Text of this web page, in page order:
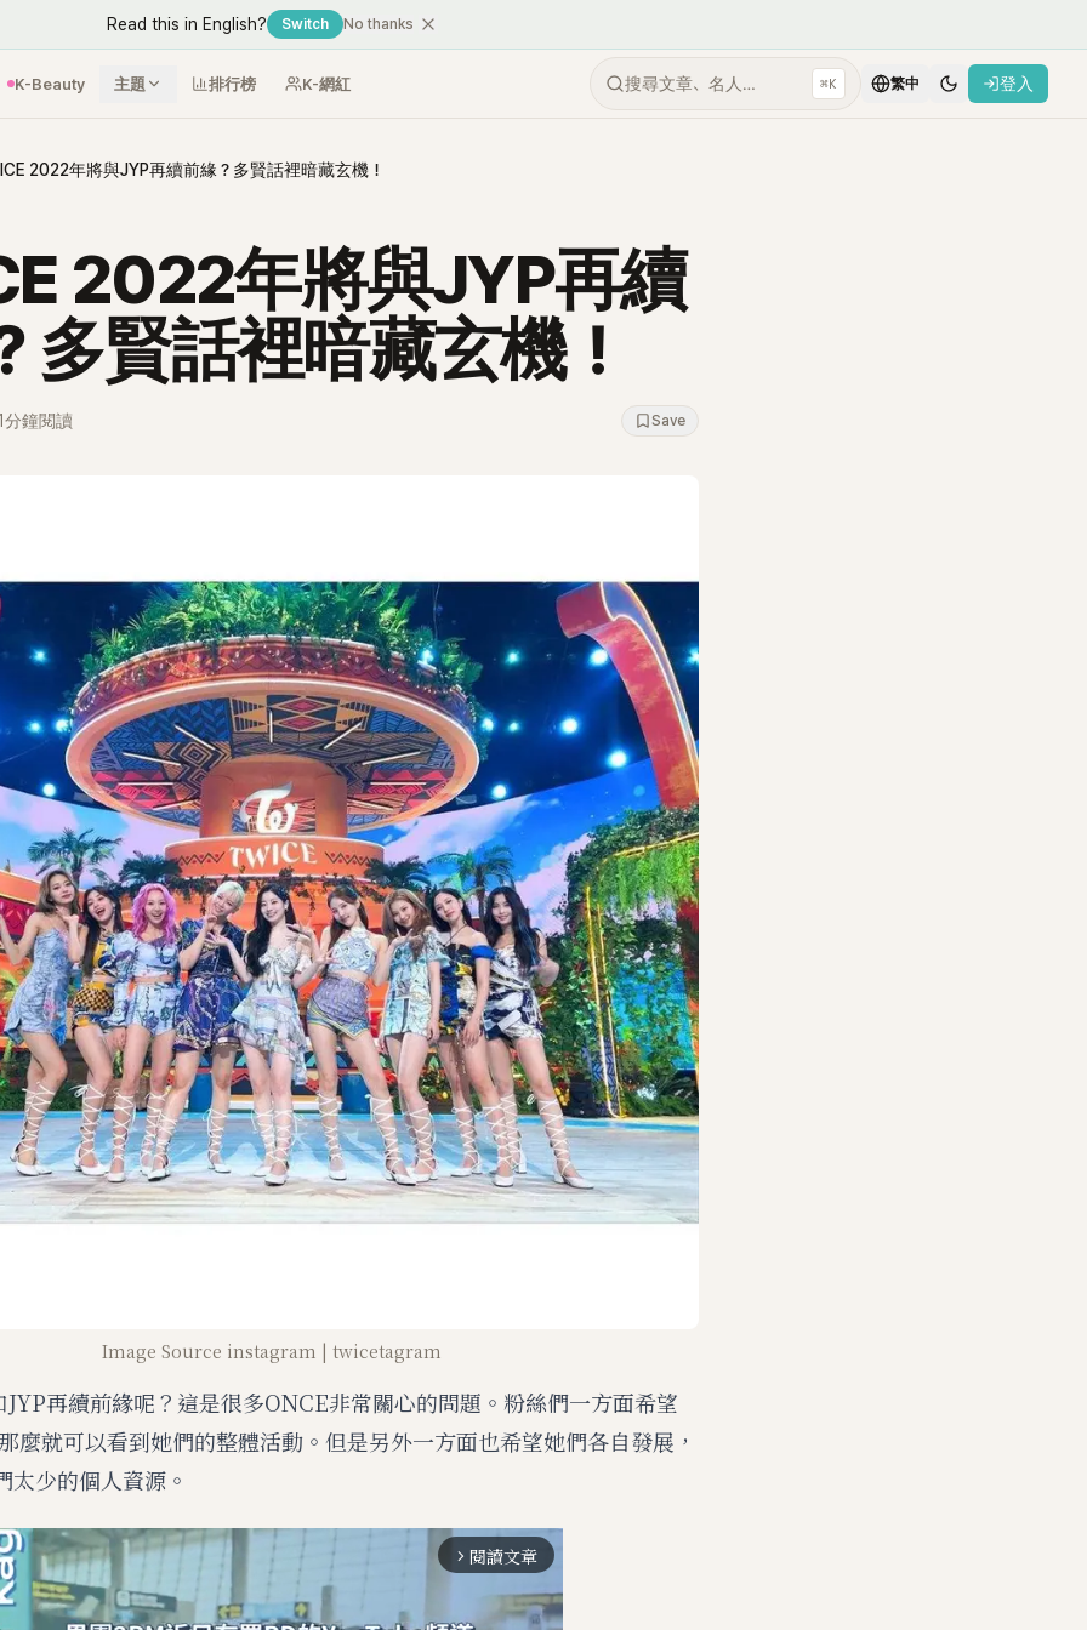
Read this in English? Switch No thanks
K-Beauty 主題 排行榜 K-網紅 搜尋文章、名人… ⌘K 繁中 登入
2022年將與JYP再續前緣？多賢話裡暗藏玄機！
2022年將與JYP再續
多賢話裡暗藏玄機！
分鐘閱讀 Save
Image Source instagram | twicetagram
再續前緣呢？這是很多ONCE非常關心的問題。粉絲們一方面希望
麼就可以看到她們的整體活動。但是另外一方面也希望她們各自發展，
太少的個人資源。
arrow_forward_ios 閱讀文章